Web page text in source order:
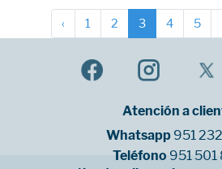
‹ 1 2 3 4 5
Atención a
Whatsapp 951
Teléfono 951 501